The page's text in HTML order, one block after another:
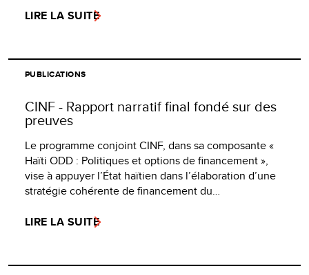
LIRE LA SUITE
PUBLICATIONS
CINF - Rapport narratif final fondé sur des
preuves
Le programme conjoint CINF, dans sa composante «
Haïti ODD : Politiques et options de financement »,
vise à appuyer l’État haïtien dans l’élaboration d’une
stratégie cohérente de financement du…
LIRE LA SUITE